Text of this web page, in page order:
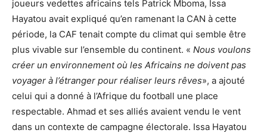
joueurs vedettes africains tels Patrick Mboma, Issa
Hayatou avait expliqué qu’en ramenant la CAN à cette
période, la CAF tenait compte du climat qui semble être
plus vivable sur l’ensemble du continent. « Nous voulons
créer un environnement où les Africains ne doivent pas
voyager à l’étranger pour réaliser leurs rêves», a ajouté
celui qui a donné à l’Afrique du football une place
respectable. Ahmad et ses alliés avaient vendu le vent
dans un contexte de campagne électorale. Issa Hayatou